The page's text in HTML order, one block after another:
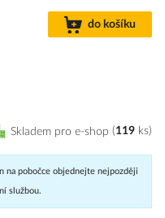
do košíku
Skladem pro e-shop 119 ks
na pobočce objednejte nejpozději
službou.